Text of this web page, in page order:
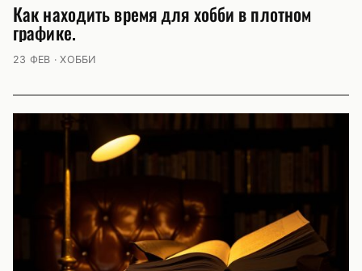
Как находить время для хобби в плотном
графике.
23 ФЕВ · ХОББИ